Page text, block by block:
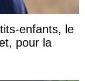
enfants, le
pour la